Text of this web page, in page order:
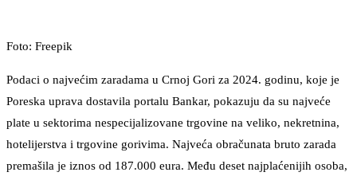
Foto: Freepik
Podaci o najvećim zaradama u Crnoj Gori za 2024. godinu, koje je
Poreska uprava dostavila portalu Bankar, pokazuju da su najveće
plate u sektorima nespecijalizovane trgovine na veliko, nekretnina,
hotelijerstva i trgovine gorivima. Najveća obračunata bruto zarada
premašila je iznos od 187.000 eura. Među deset najplaćenijih osoba,